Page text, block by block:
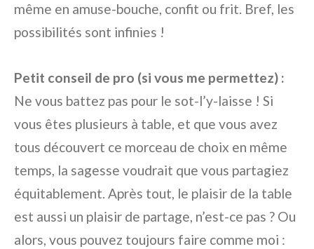
même en amuse-bouche, confit ou frit. Bref, les
possibilités sont infinies !
Petit conseil de pro (si vous me permettez) :
Ne vous battez pas pour le sot-l’y-laisse ! Si
vous êtes plusieurs à table, et que vous avez
tous découvert ce morceau de choix en même
temps, la sagesse voudrait que vous partagiez
équitablement. Après tout, le plaisir de la table
est aussi un plaisir de partage, n’est-ce pas ? Ou
alors, vous pouvez toujours faire comme moi :